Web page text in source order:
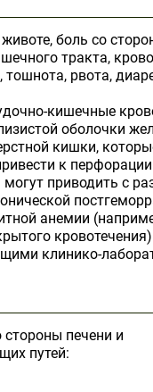
боль со
тракта,
тошнота, рвота,
кишечные
оболочки
кишки,
к
могут приводить с
анемии
клинико-
печени и
путей: